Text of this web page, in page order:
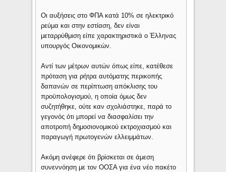
Οι αυξήσεις στο ΦΠΑ κατά 10% σε ηλεκτρικό
ρεύμα και στην εστίαση, δεν είναι
μεταρρύθμιση είπε χαρακτηριστικά ο Έλληνας
υπουργός Οικονομικών.
Αντί των μέτρων αυτών όπως είπε, κατέθεσε
πρόταση για ρήτρα αυτόματης περικοπής
δαπανών σε περίπτωση απόκλισης του
προϋπολογισμού, η οποία όμως δεν
συζητήθηκε, ούτε καν σχολιάστηκε, παρά το
γεγονός ότι μπορεί να διασφαλίσει την
αποτροπή δημοσιονομικού εκτροχιασμού και
παραγωγή πρωτογενών ελλειμμάτων.
Ακόμη ανέφερε ότι βρίσκεται σε άμεση
συνεννόηση με τον ΟΟΣΑ για ένα νέο πακέτο